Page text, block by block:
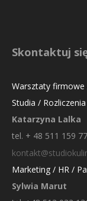
Skontaktuj
Warsztaty firmowe
Studia /
Katarzyna Lalka
tel. + 48 511 159
Marketing / HR /
Sylwia Marut